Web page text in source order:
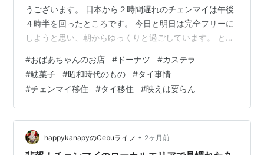
うございます。 日本から２時間遅れのチェンマイは午後
４時半を回ったところです。 今日と明日は完全フリーに
しようと思い、朝からゆっくりと過ごしています。 とは
`*) さて、先日おばあちゃんのお店に行くと、またもや初
めて見るお菓子がありました。 おばあちゃんのお店に並
んでいるお菓子は、どれを買ってもまず外すことはない
ので、ひとつしかなかったそのお菓子を私は迷うことな
く手に取りました。 ニャオかなサイズのドーナツみたい
なお菓子ですよ～ by…
#おばあちゃんのお店 # ドーナツ #カステラ
#駄菓子 #昭和時代のもの #タイ事情
#チェンマイ移住 #タイ移住 #映えは要らん
happykanapyのCebuライフ • 2ヶ月前